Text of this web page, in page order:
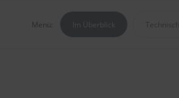
Menü: Im Überblick